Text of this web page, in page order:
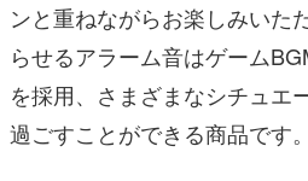
ンと重ねながらお楽しみいた
らせるアラーム音はゲーム
を採用、さまざまなシチュエ
過ごすことができる商品です。